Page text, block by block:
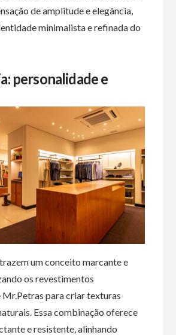
de amplitude e elegância,
minimalista e refinada do
personalidade e
um conceito marcante e
os revestimentos
Mr.Petras para criar texturas
Essa combinação oferece
e resistente, alinhando